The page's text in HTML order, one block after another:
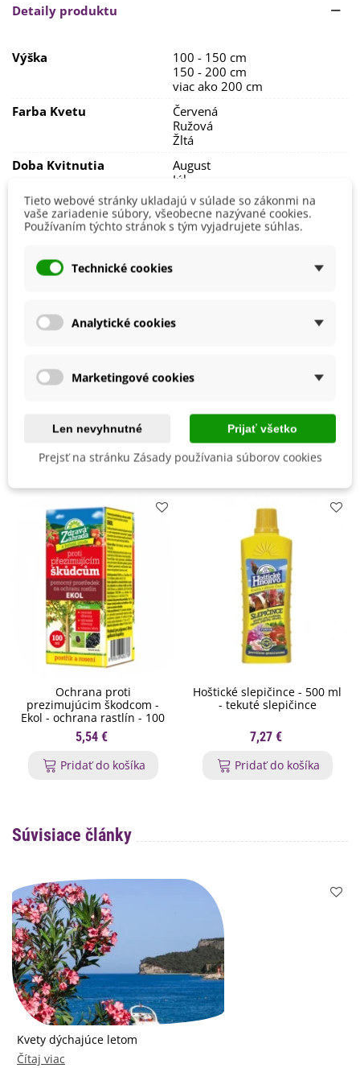
Oleander má rádslnečné stanovisko s humóznou
by mala byť výdatná.
Oleander môže stáť trvalo v miske
V zime oleander pestujte
pri teplote 5 – 10 °C.
rastlina na teplom stanovisku, ďalší rok nebude kvitnúť.
Detaily produktu
Výška
100 - 150 cm
150 - 200 cm
viac ako 200 cm
Farba Kvetu
Červená
Ružová
Žltá
Doba Kvitnutia
August
Júl
Jún
September
Pestovanie
V exteriéri - vonku
Stanovisko
Výrobca
SemenaOnline
Vegetačné Obdobie
Trvalky
Mohli byste ešte potrebovať
Ochrana proti
prezimujúcim škodcom -
Ekol - ochrana rastlín - 100
ml
5,54 €
Pridať do košíka
Hoštické slepičince - 500 ml
- tekuté slepičince
7,27 €
Pridať do košíka
Súvisiace články
Kvety dýchajúce letom
Čítaj viac
Tieto webové stránky ukladajú v súlade so zákonmi na
vaše zariadenie súbory, všeobecne nazývané cookies.
Používaním týchto stránok s tým vyjadrujete súhlas.
Technické cookies
Analytické cookies
Marketingové cookies
Len nevyhnutné Prijať všetko
Prejsť na stránku Zásady používania súborov cookies